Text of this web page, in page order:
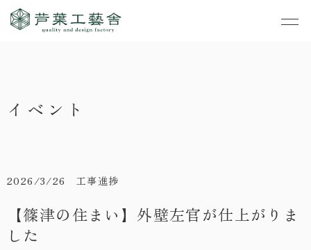
イベント
2026/3/26 工事進捗
【篠津の住まい】外壁左官が仕上がりま
した
- すべて
事業案内
- すべて
- コンセプトハウス6
・お客さまの声